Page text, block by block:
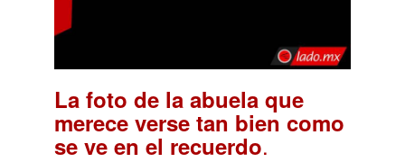
La foto de la abuela que
merece verse tan bien como
se ve en el recuerdo.